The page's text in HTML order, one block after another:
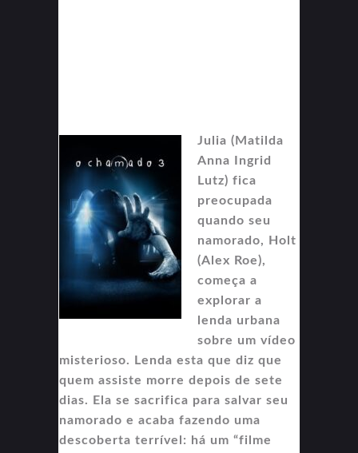
Julia (Matilda
Anna Ingrid
Lutz) fica
preocupada
quando seu
namorado, Holt
(Alex Roe),
começa a
explorar a
lenda urbana
sobre um vídeo
misterioso. Lenda esta que diz que
quem assiste morre depois de sete
dias. Ela se sacrifica para salvar seu
namorado e acaba fazendo uma
descoberta terrível: há um “filme